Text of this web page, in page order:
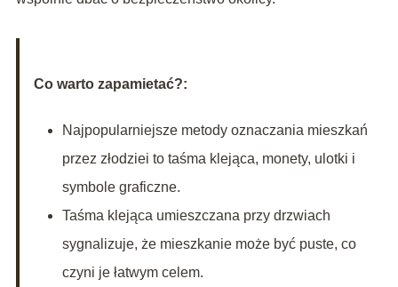
Co warto zapamietać?:
Najpopularniejsze metody oznaczania mieszkań
przez złodziei to taśma klejąca, monety, ulotki i
symbole graficzne.
Taśma klejąca umieszczana przy drzwiach
sygnalizuje, że mieszkanie może być puste, co
czyni je łatwym celem.